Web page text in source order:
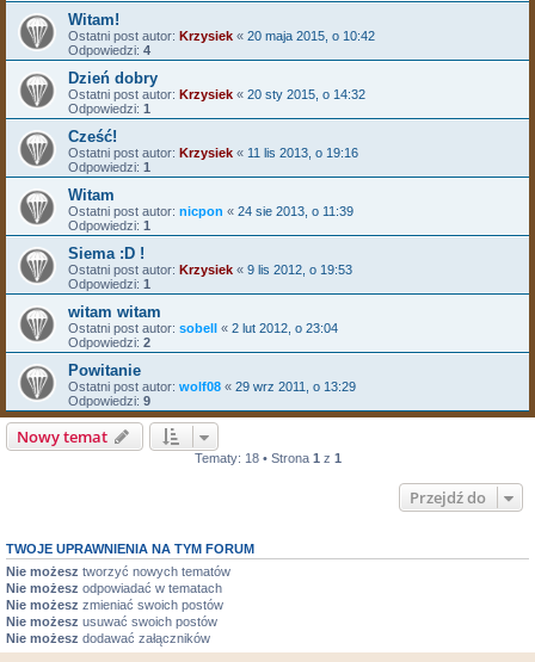
Witam!
Ostatni post autor: Krzysiek « 20 maja 2015, o 10:42
Odpowiedzi: 4
Dzień dobry
Ostatni post autor: Krzysiek « 20 sty 2015, o 14:32
Odpowiedzi: 1
Cześć!
Ostatni post autor: Krzysiek « 11 lis 2013, o 19:16
Odpowiedzi: 1
Witam
Ostatni post autor: nicpon « 24 sie 2013, o 11:39
Odpowiedzi: 1
Siema :D !
Ostatni post autor: Krzysiek « 9 lis 2012, o 19:53
Odpowiedzi: 1
witam witam
Ostatni post autor: sobell « 2 lut 2012, o 23:04
Odpowiedzi: 2
Powitanie
Ostatni post autor: wolf08 « 29 wrz 2011, o 13:29
Odpowiedzi: 9
Nowy temat
Tematy: 18 • Strona 1 z 1
Przejdź do
TWOJE UPRAWNIENIA NA TYM FORUM
Nie możesz tworzyć nowych tematów
Nie możesz odpowiadać w tematach
Nie możesz zmieniać swoich postów
Nie możesz usuwać swoich postów
Nie możesz dodawać załączników